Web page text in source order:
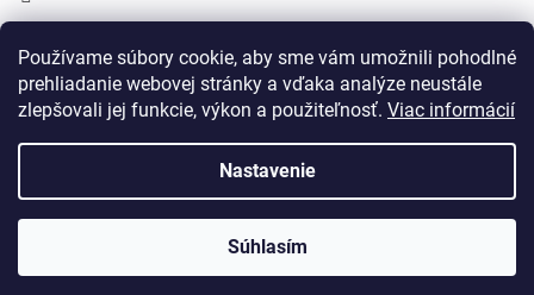
Používame súbory cookie, aby sme vám umožnili pohodlné
prehliadanie webovej stránky a vďaka analýze neustále
zlepšovali jej funkcie, výkon a použiteľnosť. Viac informácií
Nastavenie
Súhlasím
Vytvoril Shoptet
lux-presov.sk. Všetky práva vyhradené.